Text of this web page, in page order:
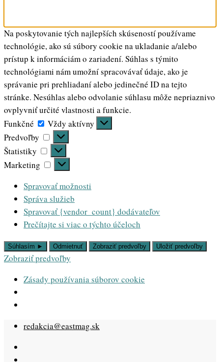
Na poskytovanie tých najlepších skúseností používame
technológie, ako sú súbory cookie na ukladanie a/alebo
prístup k informáciám o zariadení. Súhlas s týmito
technológiami nám umožní spracovávať údaje, ako je
správanie pri prehliadaní alebo jedinečné ID na tejto
stránke. Nesúhlas alebo odvolanie súhlasu môže nepriaznivo
ovplyvniť určité vlastnosti a funkcie.
Funkčné
Funkčné
Vždy aktívny
Predvoľby
Predvoľby
Štatistiky
Štatistiky
Marketing
Marketing
Spravovať možnosti
Správa služieb
Spravovať {vendor_count} dodávateľov
Prečítajte si viac o týchto účeloch
Súhlasím ► Odmietnuť Zobraziť predvoľby Uložiť predvoľby
Zobraziť predvoľby
Zásady používania súborov cookie
Skip
content
redakcia@eastmag.sk